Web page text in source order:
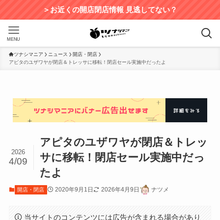
＞お近くの開店閉店情報 見逃してない？
MENU
ツナシマニア ニュース
開店・閉店
アピタのユザワヤが閉店＆トレッサに移転！閉店セール実施中だったよ
アピタのユザワヤが閉店＆トレッ
サに移転！閉店セール実施中だっ
たよ
2026
4/09
開店・閉店 2020年9月1日 2026年4月9日 ナツメ
当サイトのコンテンツには広告が含まれる場合があり